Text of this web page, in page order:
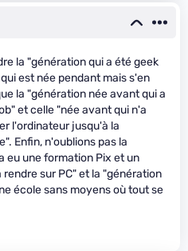
la "génération qui a été geek
est née pendant mais s'en
la "génération née avant qui a
et celle "née avant qui n'a
l'ordinateur jusqu'à la
Enfin, n'oublions pas la
eu une formation Pix et un
sur PC" et la "génération
école sans moyens où tout se